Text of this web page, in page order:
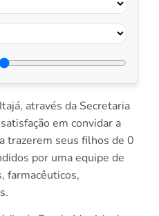
através da Secretaria
em convidar a
trazerem seus filhos de 0
por uma equipe de
farmacêuticos,